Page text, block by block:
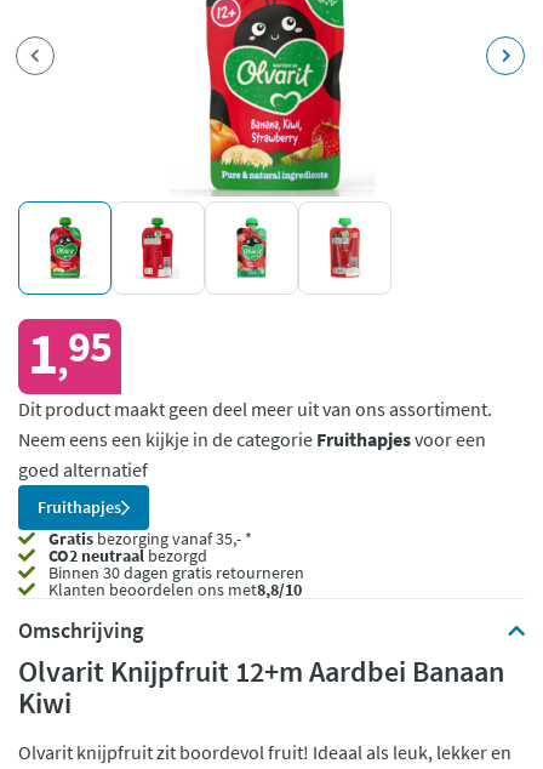
1,95
Dit product maakt geen deel meer uit van ons assortiment.
Neem eens een kijkje in de categorie Fruithapjesvoor een
goed alternatief
Fruithapjes
Gratis bezorging vanaf 35,- *
CO2 neutraalbezorgd
Binnen 30 dagen gratis retourneren
Klanten beoordelen ons met8,8/10
Omschrijving
Olvarit Knijpfruit 12+m Aardbei Banaan
Kiwi
Olvarit knijpfruit zit boordevol fruit! Ideaal als leuk, lekker en